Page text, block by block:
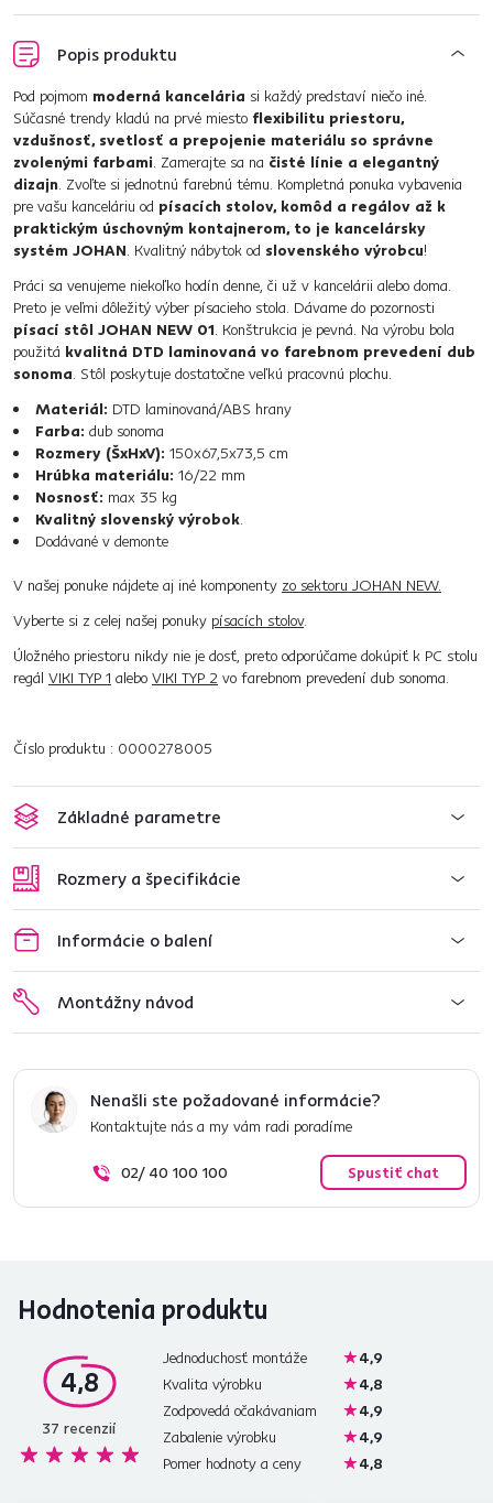
Popis produktu
Pod pojmom moderná kancelária si každý predstaví niečo iné.
Súčasné trendy kladú na prvé miesto flexibilitu priestoru,
vzdušnosť, svetlosť a prepojenie materiálu so správne
zvolenými farbami. Zamerajte sa na čisté línie a elegantný
dizajn. Zvoľte si jednotnú farebnú tému. Kompletná ponuka vybavenia
pre vašu kanceláriu od písacích stolov, komôd a regálov až k
praktickým úschovným kontajnerom, to je kancelársky
systém JOHAN. Kvalitný nábytok od slovenského výrobcu!
Práci sa venujeme niekoľko hodín denne, či už v kancelárii alebo doma.
Preto je veľmi dôležitý výber písacieho stola. Dávame do pozornosti
písací stôl JOHAN NEW 01. Konštrukcia je pevná. Na výrobu bola
použitá kvalitná DTD laminovaná vo farebnom prevedení dub
sonoma. Stôl poskytuje dostatočne veľkú pracovnú plochu.
Materiál: DTD laminovaná/ABS hrany
Farba: dub sonoma
Rozmery (ŠxHxV): 150x67,5x73,5 cm
Hrúbka materiálu: 16/22 mm
Nosnosť: max 35 kg
Kvalitný slovenský výrobok.
Dodávané v demonte
V našej ponuke nájdete aj iné komponenty zo sektoru JOHAN NEW.
Vyberte si z celej našej ponuky písacích stolov.
Úložného priestoru nikdy nie je dosť, preto odporúčame dokúpiť k PC stolu
regál VIKI TYP 1 alebo VIKI TYP 2 vo farebnom prevedení dub sonoma.
Číslo produktu : 0000278005
Základné parametre
Rozmery a špecifikácie
Informácie o balení
Montážny návod
Nenašli ste požadované informácie?
Kontaktujte nás a my vám radi poradíme
02/ 40 100 100 Spustiť chat
Hodnotenia produktu
4,8
37 recenzií
Jednoduchosť montáže
4,9
Kvalita výrobku
4,8
Zodpovedá očakávaniam
4,9
Zabalenie výrobku
4,9
Pomer hodnoty a ceny
4,8